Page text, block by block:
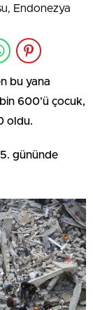
bu yana
600’ü çocuk,
oldu.
gününde